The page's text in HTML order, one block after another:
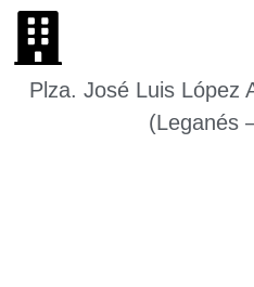
Plza. José Luis López
(Leganés